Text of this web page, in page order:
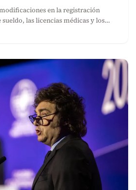
en la registración
las licencias médicas y los…